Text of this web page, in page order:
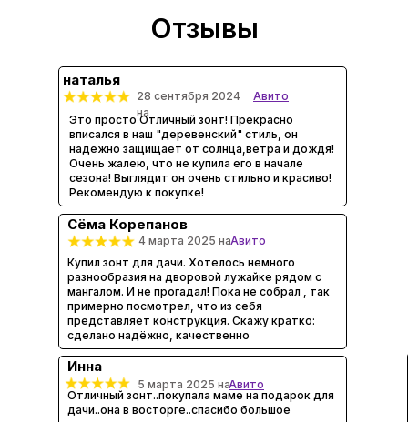
Отзывы
наталья
28 сентября 2024
на
Это просто Отличный зонт! Прекрасно
вписался в наш "деревенский" стиль, он
надежно защищает от солнца,ветра и дождя!
Очень жалею, что не купила его в начале
сезона! Выглядит он очень стильно и красиво!
Рекомендую к покупке!
Авито
Сёма Корепанов
4 марта 2025 на
Купил зонт для дачи. Хотелось немного
разнообразия на дворовой лужайке рядом с
мангалом. И не прогадал! Пока не собрал , так
примерно посмотрел, что из себя
представляет конструкция. Скажу кратко:
сделано надёжно, качественно
Авито
Инна
5 марта 2025 на
Отличный зонт..покупала маме на подарок для
дачи..она в восторге..спасибо большое
Авито